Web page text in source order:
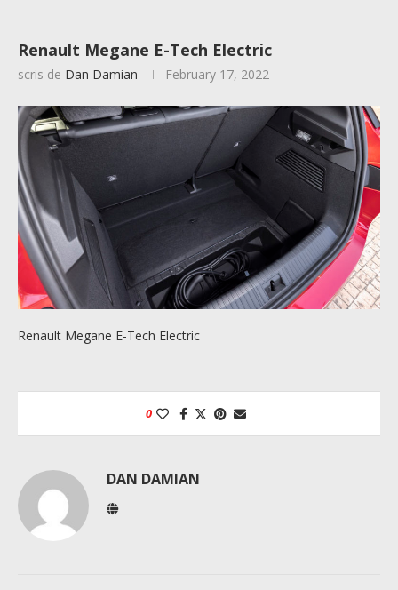
Renault Megane E-Tech Electric
scris de Dan Damian February 17, 2022
Renault Megane E-Tech Electric
0
DAN DAMIAN